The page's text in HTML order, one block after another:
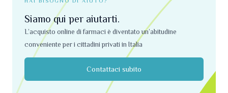
Siamo qui per aiutarti.
L’acquisto online di farmaci è diventato un’abitudine
conveniente per i cittadini privati ​​in Italia
Contattaci subito